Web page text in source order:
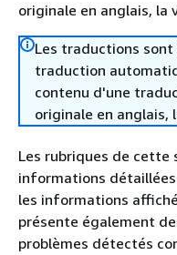
originale en anglais, la
Les traductions
traduction
contenu d'une
originale en anglais,
Les rubriques de cette
informations
les informations
présente également
problèmes détectés